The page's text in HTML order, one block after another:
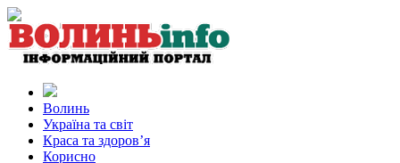
Волинь
Україна та світ
Краса та здоров’я
Корисно